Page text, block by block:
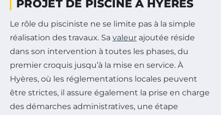
PROJET DE PISCINE À HYÈRES
Le rôle du pisciniste ne se limite pas à la simple
réalisation des travaux. Sa valeur ajoutée réside
dans son intervention à toutes les phases, du
premier croquis jusqu’à la mise en service. À
Hyères, où les réglementations locales peuvent
être strictes, il assure également la prise en charge
des démarches administratives, une étape